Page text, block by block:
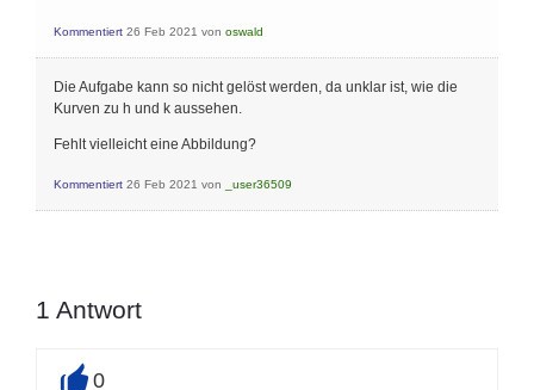
Kommentiert 26 Feb 2021 von oswald
Die Aufgabe kann so nicht gelöst werden, da unklar ist, wie die
Kurven zu h und k aussehen.
Fehlt vielleicht eine Abbildung?
Kommentiert 26 Feb 2021 von _user36509
1 Antwort
0